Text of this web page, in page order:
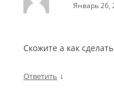
Январь 26,
Скожите а как
Ответить ↓